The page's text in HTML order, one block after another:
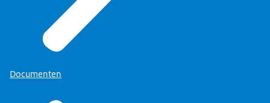
Documenten